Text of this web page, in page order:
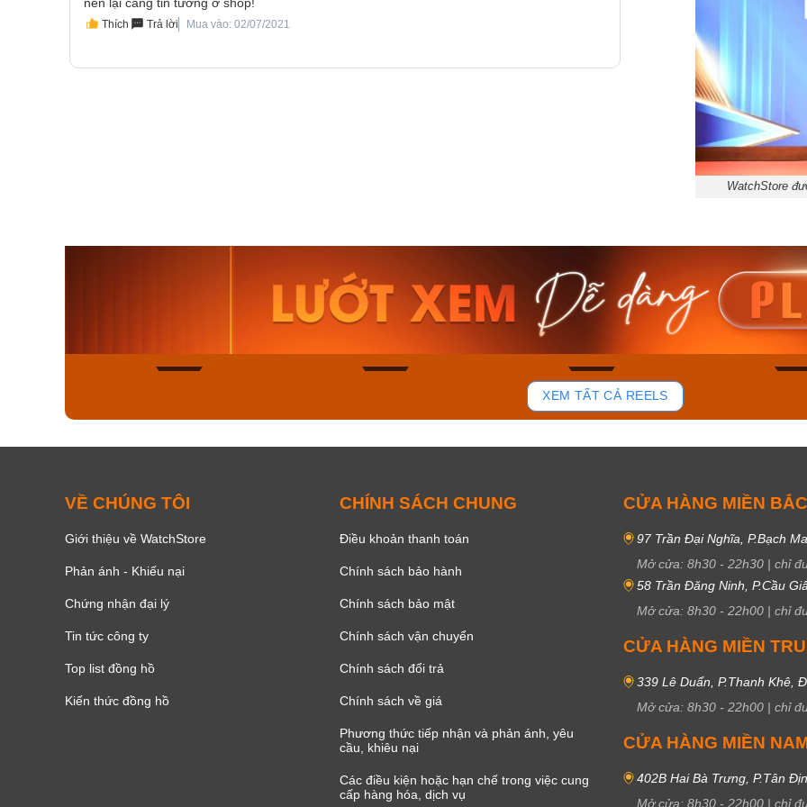
Thích Trả lời Mua vào: 02/07/2021
WatchStore
Casio Nam MTS-
115D-1AVDF
2.823.000₫
2.399.550₫
Mua ngay
37
Casio Nam MTS-
RS100L-1AVDF
4.276.000₫
3.634.600₫
Casio
230EL-
Mua
XEM TẤT CẢ REELS
VỀ CHÚNG TÔI
Giới thiệu về WatchStore
Phản ánh - Khiếu nại
Chứng nhận đại lý
Tin tức công ty
Top list đồng hồ
Kiến thức đồng hồ
CHÍNH SÁCH CHUNG
Điều khoản thanh toán
Chính sách bảo hành
Chính sách bảo mật
Chính sách vận chuyển
Chính sách đổi trả
Chính sách về giá
Phương thức tiếp nhận và phản ánh, yêu
cầu, khiêu nại
Các điều kiện hoặc hạn chế trong việc cung
cấp hàng hóa, dịch vụ
CỬA HÀNG MIỀN BẮC
97 Trần Đại Nghĩa, P.Bạch
Mở cửa: 8h30 - 22h30 | chỉ
58 Trần Đăng Ninh, P.Cầu
Mở cửa: 8h30 - 22h00 | chỉ
CỬA HÀNG MIỀN
339 Lê Duẩn, P.Thanh Khê,
Mở cửa: 8h30 - 22h00 | chỉ
CỬA HÀNG MIỀN
402B Hai Bà Trưng, P.Tân
Mở cửa: 8h30 - 22h00 | chỉ